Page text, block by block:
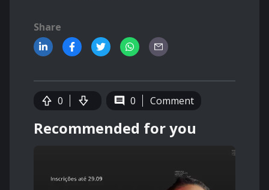
Share
0 0 Comment
Recommended for you